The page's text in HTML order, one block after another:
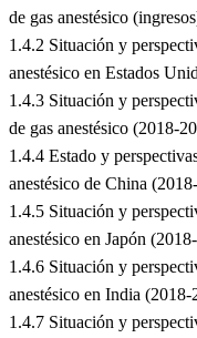
de gas anestésico
1.4.2 Situación y
anestésico en Estados
1.4.3 Situación y
de gas anestésico (2018-
1.4.4 Estado y
anestésico de China
1.4.5 Situación y
anestésico en Japón
1.4.6 Situación y
anestésico en India (2018-
1.4.7 Situación y